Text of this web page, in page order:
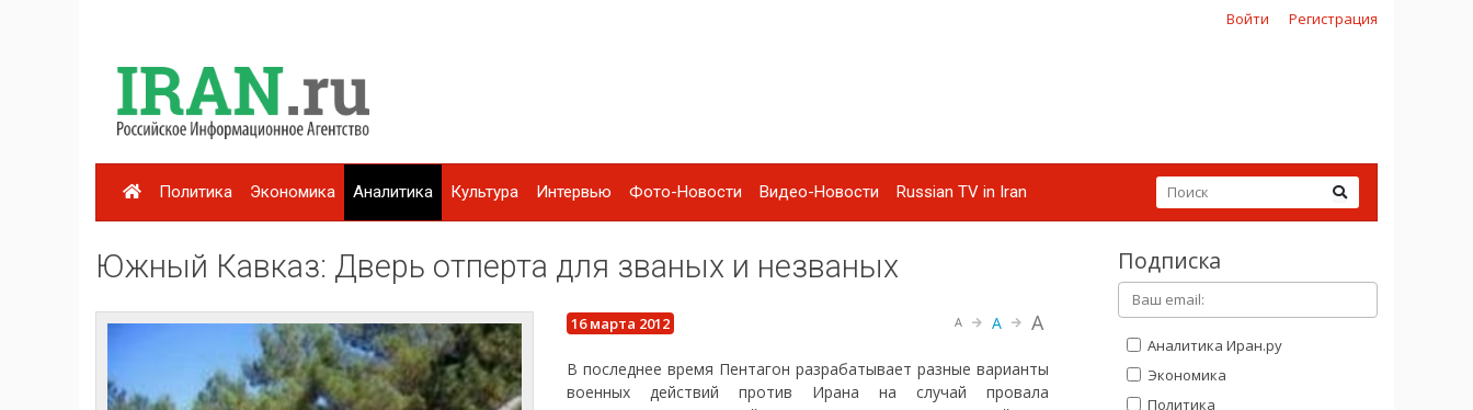
Войти Регистрация
Политика Экономика Аналитика Культура Интервью Фото-Новости Видео-Новости Russian TV in Iran
Южный Кавказ: Дверь отперта для званых и незваных
16 марта 2012 A A A
В последнее время Пентагон разрабатывает разные варианты
военных действий против Ирана на случай провала
Подписка
Аналитика Иран.ру
Экономика
Политика